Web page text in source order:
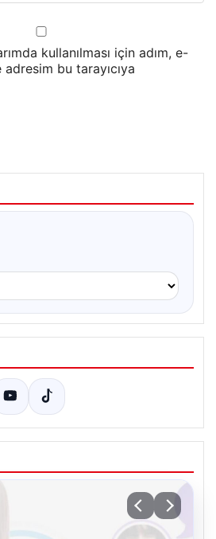
kullanılması için adım, e-
bu tarayıcıya